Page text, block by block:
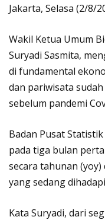
Jakarta, Selasa (2/8/
Wakil Ketua Umum
Suryadi Sasmita,
di fundamental
dan pariwisata
sebelum pandemi
Badan Pusat
pada tiga bulan
secara tahunan
yang sedang
Kata Suryadi, dari